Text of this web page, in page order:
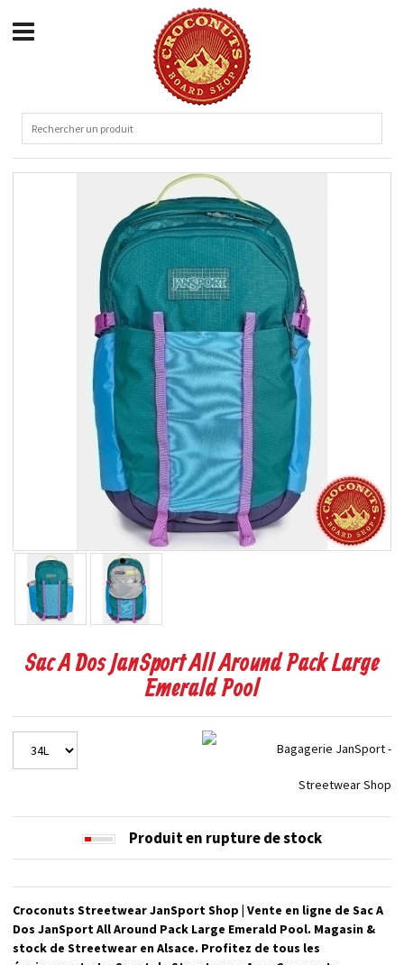
Sac A Dos JanSport All Around Pack Large
Emerald Pool
Produit en rupture de stock
Croconuts Streetwear JanSport Shop | Vente en ligne de Sac A
Dos JanSport All Around Pack Large Emerald Pool. Magasin &
stock de Streetwear en Alsace. Profitez de tous les